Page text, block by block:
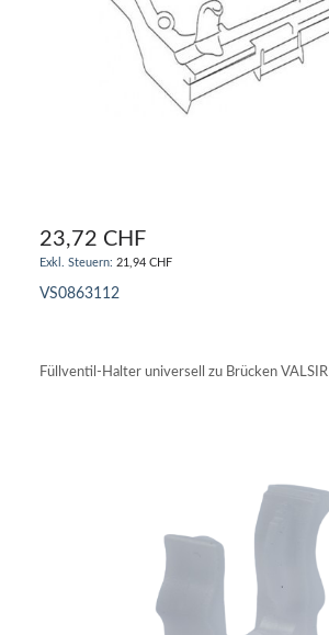
23,72 CHF
21,94 CHF
VS0863112
Füllventil-Halter universell zu Brücken VALSIR